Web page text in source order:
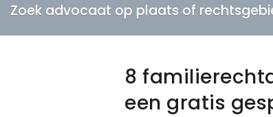
Zoek advocaat op plaats of
8
een gratis